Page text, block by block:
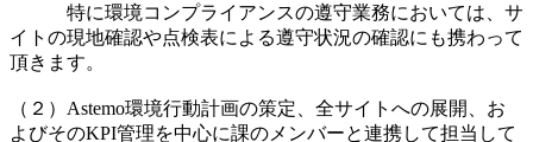
特に環境コンプライアンスの遵守業務においては、サ
イトの現地確認や点検表による遵守状況の確認にも携わって
頂きます。
（２）Astemo環境行動計画の策定、全サイトへの展開、お
よびそのKPI管理を中心に課のメンバーと連携して担当して